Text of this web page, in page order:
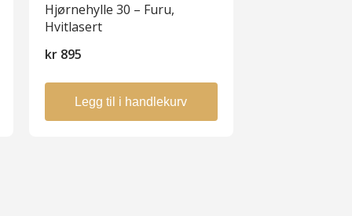
Hjørnehylle 30 – Furu,
Hvitlasert
kr895
Legg til i handlekurv